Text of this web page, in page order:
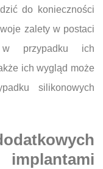
do konieczności
zalety w postaci
w przypadku ich
ich wygląd może
silikonowych
implantami